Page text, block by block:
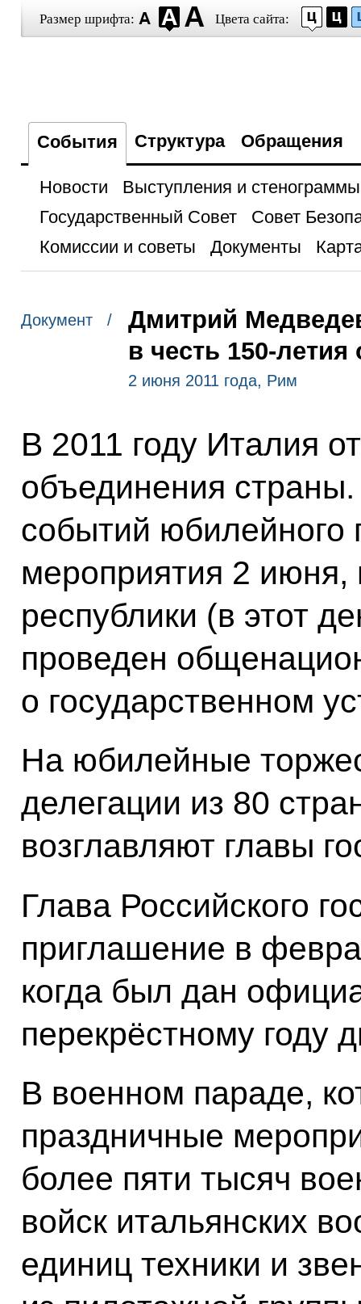
Размер шрифта: Цвета сайта:
События Структура Обращения
Новости
Выступления и стенограммы
Государственный Совет
Совет
Комиссии и советы
Документы
Документ /
Дмитрий
в честь 150-
2 июня 2011 года, Рим
В 2011 году Италия
объединения
событий юбилейного
мероприятия 2 июня,
республики (в этот
проведен
о государственном
На юбилейные
делегации из 80
возглавляют главы
Глава Российского
приглашение в
когда был дан
перекрёстному году
В военном параде,
праздничные
более пяти тысяч
войск итальянских
единиц техники и